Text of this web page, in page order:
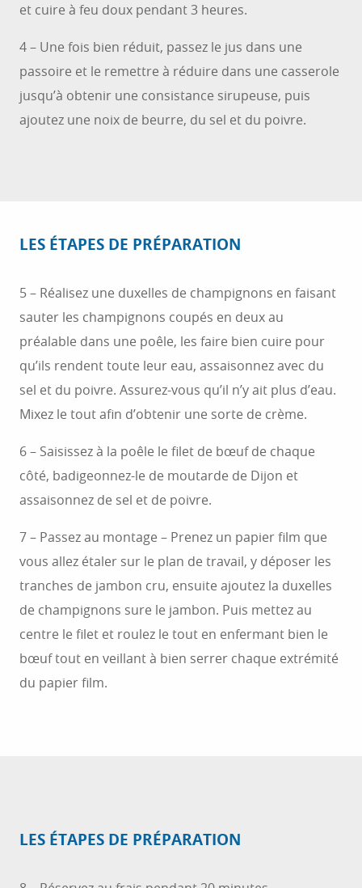
et cuire à feu doux pendant 3 heures.
4 – Une fois bien réduit, passez le jus dans une
passoire et le remettre à réduire dans une casserole
jusqu’à obtenir une consistance sirupeuse, puis
ajoutez une noix de beurre, du sel et du poivre.
LES ÉTAPES DE PRÉPARATION
5 – Réalisez une duxelles de champignons en faisant
sauter les champignons coupés en deux au
préalable dans une poêle, les faire bien cuire pour
qu’ils rendent toute leur eau, assaisonnez avec du
sel et du poivre. Assurez-vous qu’il n’y ait plus d’eau.
Mixez le tout afin d’obtenir une sorte de crème.
6 – Saisissez à la poêle le filet de bœuf de chaque
côté, badigeonnez-le de moutarde de Dijon et
assaisonnez de sel et de poivre.
7 – Passez au montage – Prenez un papier film que
vous allez étaler sur le plan de travail, y déposer les
tranches de jambon cru, ensuite ajoutez la duxelles
de champignons sure le jambon. Puis mettez au
centre le filet et roulez le tout en enfermant bien le
bœuf tout en veillant à bien serrer chaque extrémité
du papier film.
LES ÉTAPES DE PRÉPARATION